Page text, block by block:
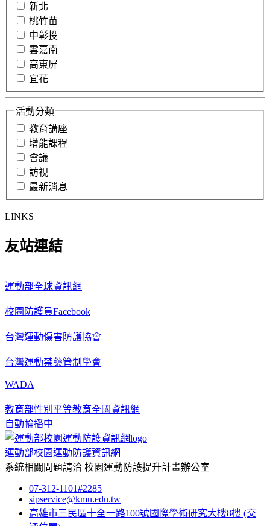
新北
桃竹苗
中彰投
雲嘉南
高東屏
宜花
活動分類
教育講座
增能課程
會議
訪視
最新消息
LINKS
友站連結
運動部全球資訊網
校園防護員Facebook
台灣運動傷害防護協會
台灣運動禁藥管制學會
WADA
教育部性別平等教育全國資訊網
自動輪播中
運動部校園運動防護資訊網
系統相關問題請洽 校園運動防護提升計畫辦公室
07-312-1101#2285
sipservice@kmu.edu.tw
高雄市三民區十全一路100號國際學術研究大樓8樓 (交